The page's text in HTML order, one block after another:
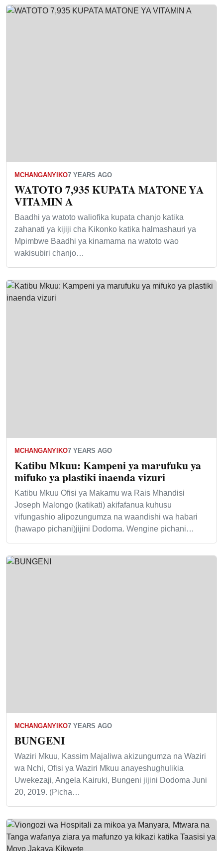
MCHANGANYIKO7 YEARS AGO
WATOTO 7,935 KUPATA MATONE YA
VITAMIN A
Baadhi ya watoto waliofika kupata chanjo katika
zahanati ya kijiji cha Kikonko katika halmashauri ya
Mpimbwe Baadhi ya kinamama na watoto wao
wakisubiri chanjo…
MCHANGANYIKO7 YEARS AGO
Katibu Mkuu: Kampeni ya marufuku ya
mifuko ya plastiki inaenda vizuri
Katibu Mkuu Ofisi ya Makamu wa Rais Mhandisi
Joseph Malongo (katikati) akifafanua kuhusu
vifungashio alipozungumza na waandishi wa habari
(hawapo pichani)jijini Dodoma. Wengine pichani…
MCHANGANYIKO7 YEARS AGO
BUNGENI
Waziri Mkuu, Kassim Majaliwa akizungumza na Waziri
wa Nchi, Ofisi ya Waziri Mkuu anayeshughulikia
Uwekezaji, Angela Kairuki, Bungeni jijini Dodoma Juni
20, 2019. (Picha…